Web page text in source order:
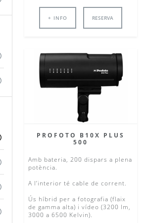
+ INFO RESERVA
PROFOTO B10X PLUS
500
Amb bateria, 200 dispars a plena
potència.
A l’interior té cable de corrent.
Ús híbrid per a fotografia (flaix
de gamma alta) i vídeo (3200 lm,
3000 a 6500 Kelvin).